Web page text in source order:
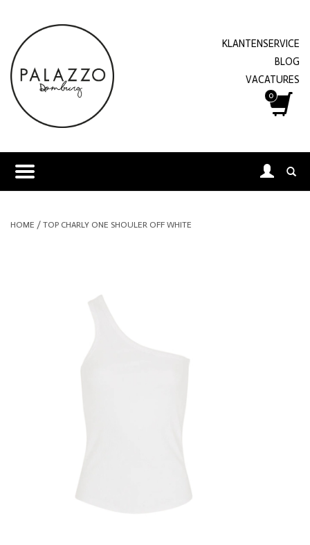
KLANTENSERVICE
BLOG
VACATURES
0
HOME / TOP CHARLY ONE SHOULER OFF WHITE